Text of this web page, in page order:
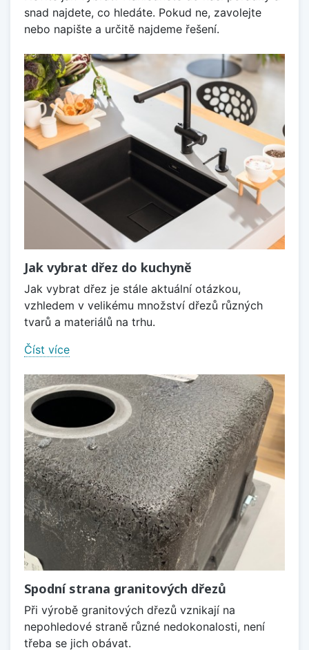
snad najdete, co hledáte. Pokud ne, zavolejte
nebo napište a určitě najdeme řešení.
Jak vybrat dřez do kuchyně
Jak vybrat dřez je stále aktuální otázkou,
vzhledem v velikému množství dřezů různých
tvarů a materiálů na trhu.
Číst více
Spodní strana granitových dřezů
Při výrobě granitových dřezů vznikají na
nepohledové straně různé nedokonalosti, není
třeba se jich obávat.